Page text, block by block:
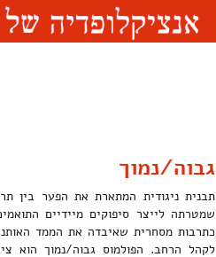
גבוה/נמוך
תבנית ניגודית המתארת את הפער בין
שמטרתה לייצר סיפוקים מיידיים
כתרבות מסחרית שאיבדה את הממד